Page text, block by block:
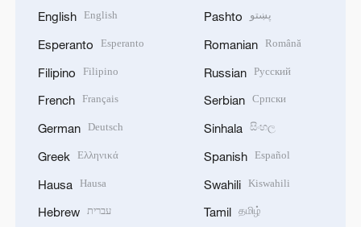
English English
Esperanto Esperanto
Filipino Filipino
French Français
German Deutsch
Greek Ελληνικά
Hausa Hausa
Hebrew עברית
Pashto پښتو
Romanian Română
Russian Русский
Serbian Српски
Sinhala සිංහල
Spanish Español
Swahili Kiswahili
Tamil தமிழ்